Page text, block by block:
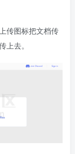
传图标把文档传
上去。